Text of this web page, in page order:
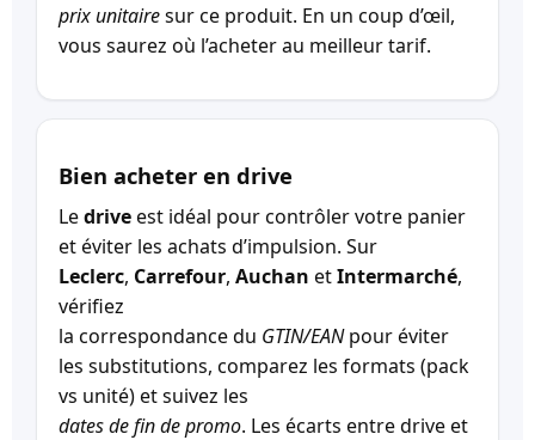
prix unitairesur ce produit. En un coup d’œil,
vous saurez où l’acheter au meilleur tarif.
Bien acheter en drive
Ledriveest idéal pour contrôler votre panier
et éviter les achats d’impulsion. Sur
Leclerc, Carrefour, Auchan etIntermarché,
vérifiez
la correspondance du GTIN/EANpour éviter
les substitutions, comparez les formats (pack
vs unité) et suivez les
dates de fin de promo. Les écarts entre drive et